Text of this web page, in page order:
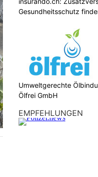
Gesundheitsschutz
Umweltgerechte
Ölfrei GmbH
EMPFEHLUNGEN